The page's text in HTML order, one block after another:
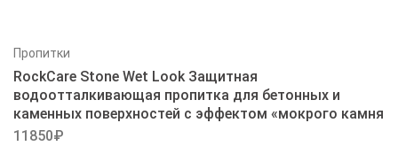
Пропитки
RockCare Stone Wet Look Защитная
водоотталкивающая пропитка для бетонных и
каменных поверхностей с эффектом «мокрого камня
11850₽